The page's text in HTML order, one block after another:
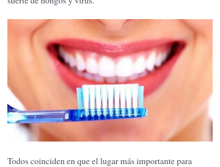
Todos coinciden en que el lugar más importante para